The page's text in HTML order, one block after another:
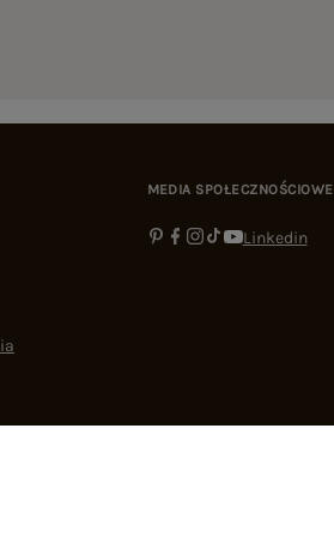
MEDIA SPOŁECZNOŚCIOWE
Linkedin